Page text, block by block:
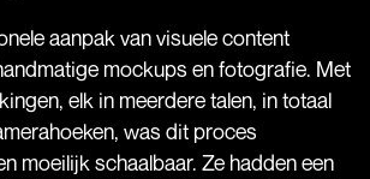
aanpak van visuele content
mockups en fotografie. Met
elk in meerdere talen, in totaal
was dit proces
moeilijk schaalbaar. Ze hadden een